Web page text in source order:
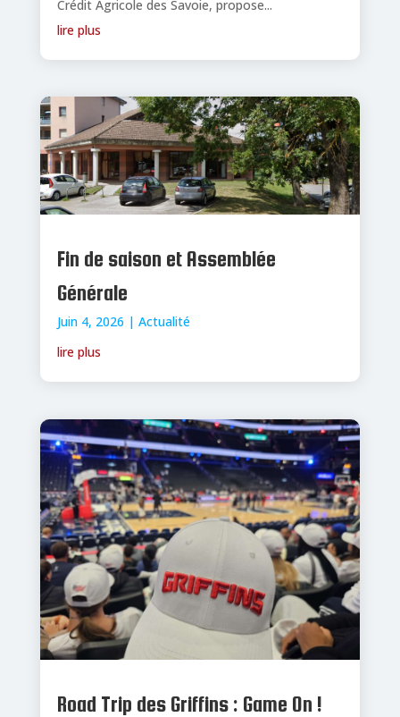
Crédit Agricole des Savoie, propose...
lire plus
Fin de saison et Assemblée
Générale
Juin 4, 2026 | Actualité
lire plus
Road Trip des Griffins : Game On !